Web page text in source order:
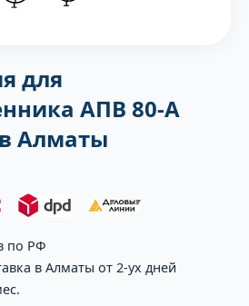
для
АПВ 80-А
Алматы
по РФ
в Алматы от 2-ух дней